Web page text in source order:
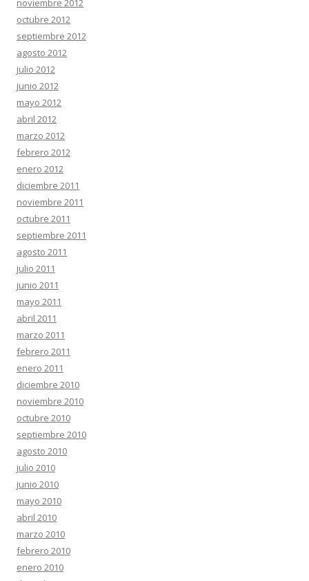
noviembre 2012
octubre 2012
septiembre 2012
agosto 2012
julio 2012
junio 2012
mayo 2012
abril 2012
marzo 2012
febrero 2012
enero 2012
diciembre 2011
noviembre 2011
octubre 2011
septiembre 2011
agosto 2011
julio 2011
junio 2011
mayo 2011
abril 2011
marzo 2011
febrero 2011
enero 2011
diciembre 2010
noviembre 2010
octubre 2010
septiembre 2010
agosto 2010
julio 2010
junio 2010
mayo 2010
abril 2010
marzo 2010
febrero 2010
enero 2010